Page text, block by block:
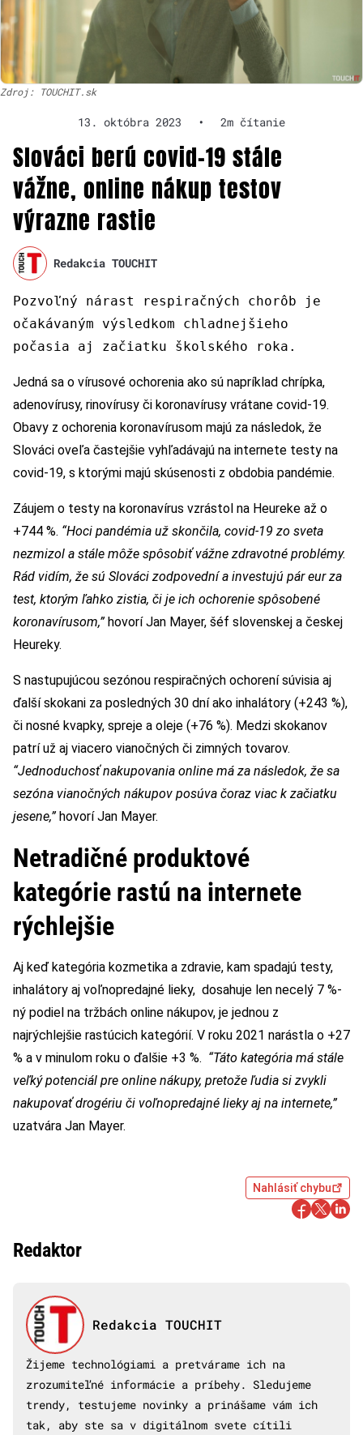
Zdroj: TOUCHIT.sk
13. októbra 2023 • 2m čítanie
Slováci berú covid-19 stále
vážne, online nákup testov
výrazne rastie
Redakcia TOUCHIT
Pozvoľný nárast respiračných chorôb je
očakávaným výsledkom chladnejšieho
počasia aj začiatku školského roka.
Jedná sa o vírusové ochorenia ako sú napríklad chrípka,
adenovírusy, rinovírusy či koronavírusy vrátane covid-19.
Obavy z ochorenia koronavírusom majú za následok, že
Slováci oveľa častejšie vyhľadávajú na internete testy na
covid-19, s ktorými majú skúsenosti z obdobia pandémie.
Záujem o testy na koronavírus vzrástol na Heureke až o
+744 %. “Hoci pandémia už skončila, covid-19 zo sveta
nezmizol a stále môže spôsobiť vážne zdravotné problémy.
Rád vidím, že sú Slováci zodpovední a investujú pár eur za
test, ktorým ľahko zistia, či je ich ochorenie spôsobené
koronavírusom,”hovorí Jan Mayer, šéf slovenskej a českej
Heureky.
S nastupujúcou sezónou respiračných ochorení súvisia aj
ďalší skokani za posledných 30 dní ako inhalátory (+243 %),
či nosné kvapky, spreje a oleje (+76 %). Medzi skokanov
patrí už aj viacero vianočných či zimných tovarov.
“Jednoduchosť nakupovania online má za následok, že sa
sezóna vianočných nákupov posúva čoraz viac k začiatku
jesene,”hovorí Jan Mayer.
Netradičné produktové
kategórie rastú na internete
rýchlejšie
Aj keď kategória kozmetika a zdravie, kam spadajú testy,
inhalátory aj voľnopredajné lieky, dosahuje len necelý 7 %-
ný podiel na tržbách online nákupov, je jednou z
najrýchlejšie rastúcich kategórií. V roku 2021 narástla o +27
% a v minulom roku o ďalšie +3 %. “Táto kategória má stále
veľký potenciál pre online nákupy, pretože ľudia si zvykli
nakupovať drogériu či voľnopredajné lieky aj na internete,”
uzatvára Jan Mayer.
Nahlásiť chybu
Redaktor
Redakcia TOUCHIT
Žijeme technológiami a pretvárame ich na
zrozumiteľné informácie a príbehy. Sledujeme
trendy, testujeme novinky a prinášame vám ich
tak, aby ste sa v digitálnom svete cítili